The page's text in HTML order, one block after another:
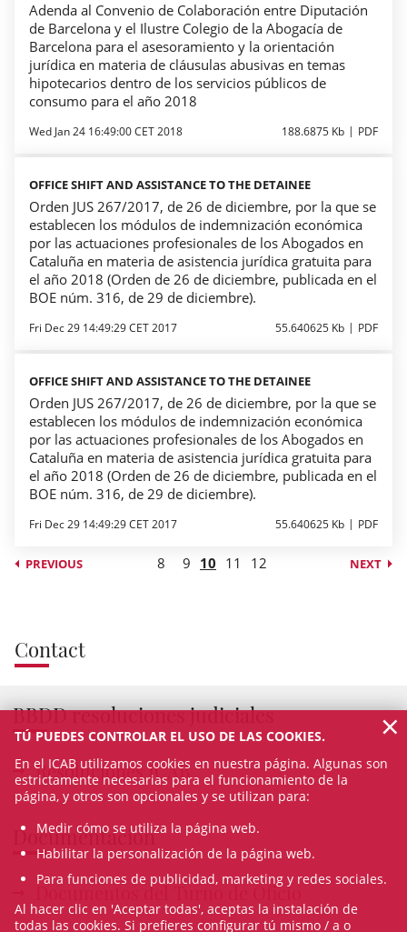
Adenda al Convenio de Colaboración entre Diputación
de Barcelona y el Ilustre Colegio de la Abogacía de
Barcelona para el asesoramiento y la orientación
jurídica en materia de cláusulas abusivas en temas
hipotecarios dentro de los servicios públicos de
consumo para el año 2018
Wed Jan 24 16:49:00 CET 2018 188.6875 Kb PDF
OFFICE SHIFT AND ASSISTANCE TO THE DETAINEE
Orden JUS 267/2017, de 26 de diciembre, por la que se
establecen los módulos de indemnización económica
por las actuaciones profesionales de los Abogados en
Cataluña en materia de asistencia jurídica gratuita para
el año 2018 (Orden de 26 de diciembre, publicada en el
BOE núm. 316, de 29 de diciembre).
Fri Dec 29 14:49:29 CET 2017 55.640625 Kb PDF
OFFICE SHIFT AND ASSISTANCE TO THE DETAINEE
Orden JUS 267/2017, de 26 de diciembre, por la que se
establecen los módulos de indemnización económica
por las actuaciones profesionales de los Abogados en
Cataluña en materia de asistencia jurídica gratuita para
el año 2018 (Orden de 26 de diciembre, publicada en el
BOE núm. 316, de 29 de diciembre).
Fri Dec 29 14:49:29 CET 2017 55.640625 Kb PDF
PREVIOUS 8 9 10 11 12 NEXT
Contact
BBDD resoluciones judiciales
Resoluciones ICAB
Documentación
Documentos del Turno de Oficio
TÚ PUEDES CONTROLAR EL USO DE LAS COOKIES.
En el ICAB utilizamos cookies en nuestra página. Algunas son
estrictamente necesarias para el funcionamiento de la
página, y otros son opcionales y se utilizan para:
Medir cómo se utiliza la página web.
Habilitar la personalización de la página web.
Para funciones de publicidad, marketing y redes sociales.
Al hacer clic en 'Aceptar todas', aceptas la instalación de
todas las cookies. Si prefieres configurar tú mismo / a o
×